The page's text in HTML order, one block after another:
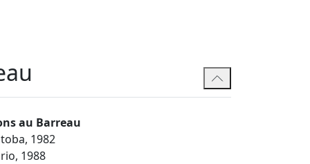
au Barreau
1982
1988